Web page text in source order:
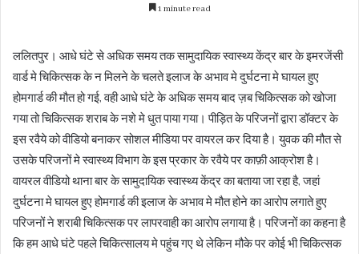
1 minute read
ललितपुर। आधे घंटे से अधिक समय तक सामुदायिक स्वास्थ्य केंद्र बार के इमरजेंसी
वार्ड मे चिकित्सक के न मिलने के चलते इलाज के अभाव मे दुर्घटना मे घायल हुए
होमगार्ड की मौत हो गई, वही आधे घंटे के अधिक समय बाद ज़ब चिकित्सक को खोजा
गया तो चिकित्सक शराब के नशे मे धुत पाया गया। पीड़ित के परिजनों द्वारा डॉक्टर के
इस रवैये को वीडियो बनाकर सोशल मीडिया पर वायरल कर दिया है। युवक की मौत से
उसके परिजनों मे स्वास्थ्य विभाग के इस प्रकार के रवैये पर काफ़ी आक्रोश है।
वायरल वीडियो थाना बार के सामुदायिक स्वास्थ्य केंद्र का बताया जा रहा है, जहां
दुर्घटना मे घायल हुए होमगार्ड की इलाज के अभाव मे मौत होने का आरोप लगाते हुए
परिजनों ने शराबी चिकित्सक पर लापरवाही का आरोप लगाया है। परिजनों का कहना है
कि हम आधे घंटे पहले चिकित्सालय मे पहुंच गए थे लेकिन मौके पर कोई भी चिकित्सक